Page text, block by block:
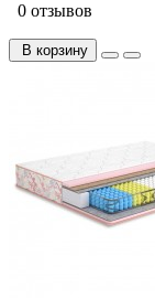
0 отзывов
В корзину